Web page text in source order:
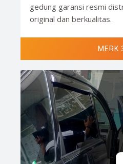
gedung garansi resmi
original dan berkualitas.
MERK